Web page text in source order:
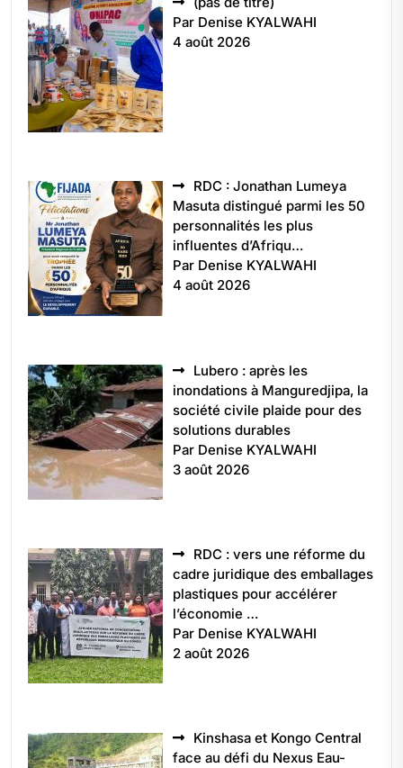
5496
Par Denise KYALWAHI
4 août 2026
RDC : Jonathan Lumeya
Masuta distingué parmi les 50
personnalités les plus
influentes d’Afriqu…
Par Denise KYALWAHI
4 août 2026
Lubero : après les
inondations à Manguredjipa, la
société civile plaide pour des
solutions durables
Par Denise KYALWAHI
3 août 2026
RDC : vers une réforme du
cadre juridique des emballages
plastiques pour accélérer
l’économie …
Par Denise KYALWAHI
2 août 2026
Kinshasa et Kongo Central
face au défi du Nexus Eau-